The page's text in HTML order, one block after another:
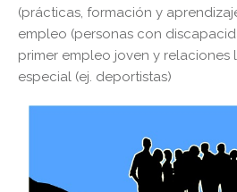
(prácticas, formación y
empleo (personas con
primer empleo joven y
especial (ej. deportistas)